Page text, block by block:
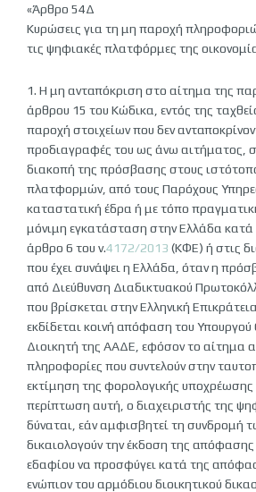
«Άρθρο 54Δ
Κυρώσεις για τη μη παροχή
τις ψηφιακές πλατφόρμες της
1. Η μη ανταπόκριση στο αίτημα της
άρθρου 15 του Κώδικα, εντός της
παροχή στοιχείων που δεν
προδιαγραφές του ως άνω αιτήματος,
διακοπή της πρόσβασης στους
πλατφορμών, από τους Παρόχους
καταστατική έδρα ή με τόπο
μόνιμη εγκατάσταση στην Ελλάδα κατά
άρθρο 6 του ν.4172/2013 (ΚΦΕ) ή στις
που έχει συνάψει η Ελλάδα, όταν η
από Διεύθυνση Διαδικτυακού
που βρίσκεται στην Ελληνική
εκδίδεται κοινή απόφαση του Υπουργού
Διοικητή της ΑΑΔΕ, εφόσον το αίτημα
πληροφορίες που συντελούν στην
εκτίμηση της φορολογικής
περίπτωση αυτή, ο διαχειριστής της
δύναται, εάν αμφισβητεί τη συνδρομή
δικαιολογούν την έκδοση της
εδαφίου να προσφύγει κατά της
ενώπιον του αρμόδιου διοικητικού